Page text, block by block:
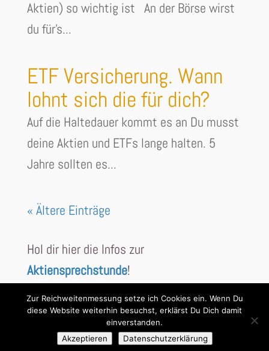
Aktien) so wichtig ist An der Börse wirst
du für's...
ETF Versicherung. Wann
lohnt sich die für dich?
Auf die Haltedauer kommt es an Du musst
deine Aktien und ETFs lange halten. 5
Jahre sollten es...
« Ältere Einträge
Hol dir hier die Infos zur
Aktiensprechstunde!
Zur Reichweitenmessung setze ich Cookies ein. Wenn Du
diese Website weiterhin besuchst, erklärst Du Dich damit
einverstanden.
Akzeptieren
Datenschutzerklärung